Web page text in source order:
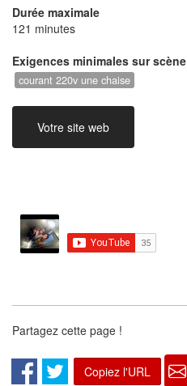
Durée maximale
121 minutes
Exigences minimales sur scène
courant 220v une chaise
Votre site web
Partagez cette page !
Copiez l'URL